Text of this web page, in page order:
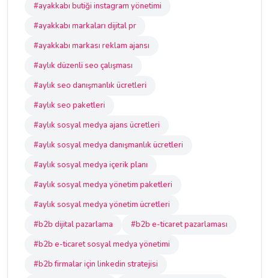
#ayakkabı butiği instagram yönetimi
#ayakkabı markaları dijital pr
#ayakkabı markası reklam ajansı
#aylık düzenli seo çalışması
#aylık seo danışmanlık ücretleri
#aylık seo paketleri
#aylık sosyal medya ajans ücretleri
#aylık sosyal medya danışmanlık ücretleri
#aylık sosyal medya içerik planı
#aylık sosyal medya yönetim paketleri
#aylık sosyal medya yönetim ücretleri
#b2b dijital pazarlama
#b2b e-ticaret pazarlaması
#b2b e-ticaret sosyal medya yönetimi
#b2b firmalar için linkedin stratejisi